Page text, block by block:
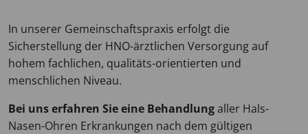
In unserer Gemeinschaftspraxis erfolgt die
Sicherstellung der HNO-ärztlichen Versorgung auf
hohem fachlichen, qualitäts-orientierten und
menschlichen Niveau.
Bei uns erfahren Sie eine Behandlungaller Hals-
Nasen-Ohren Erkrankungen nach dem gültigen